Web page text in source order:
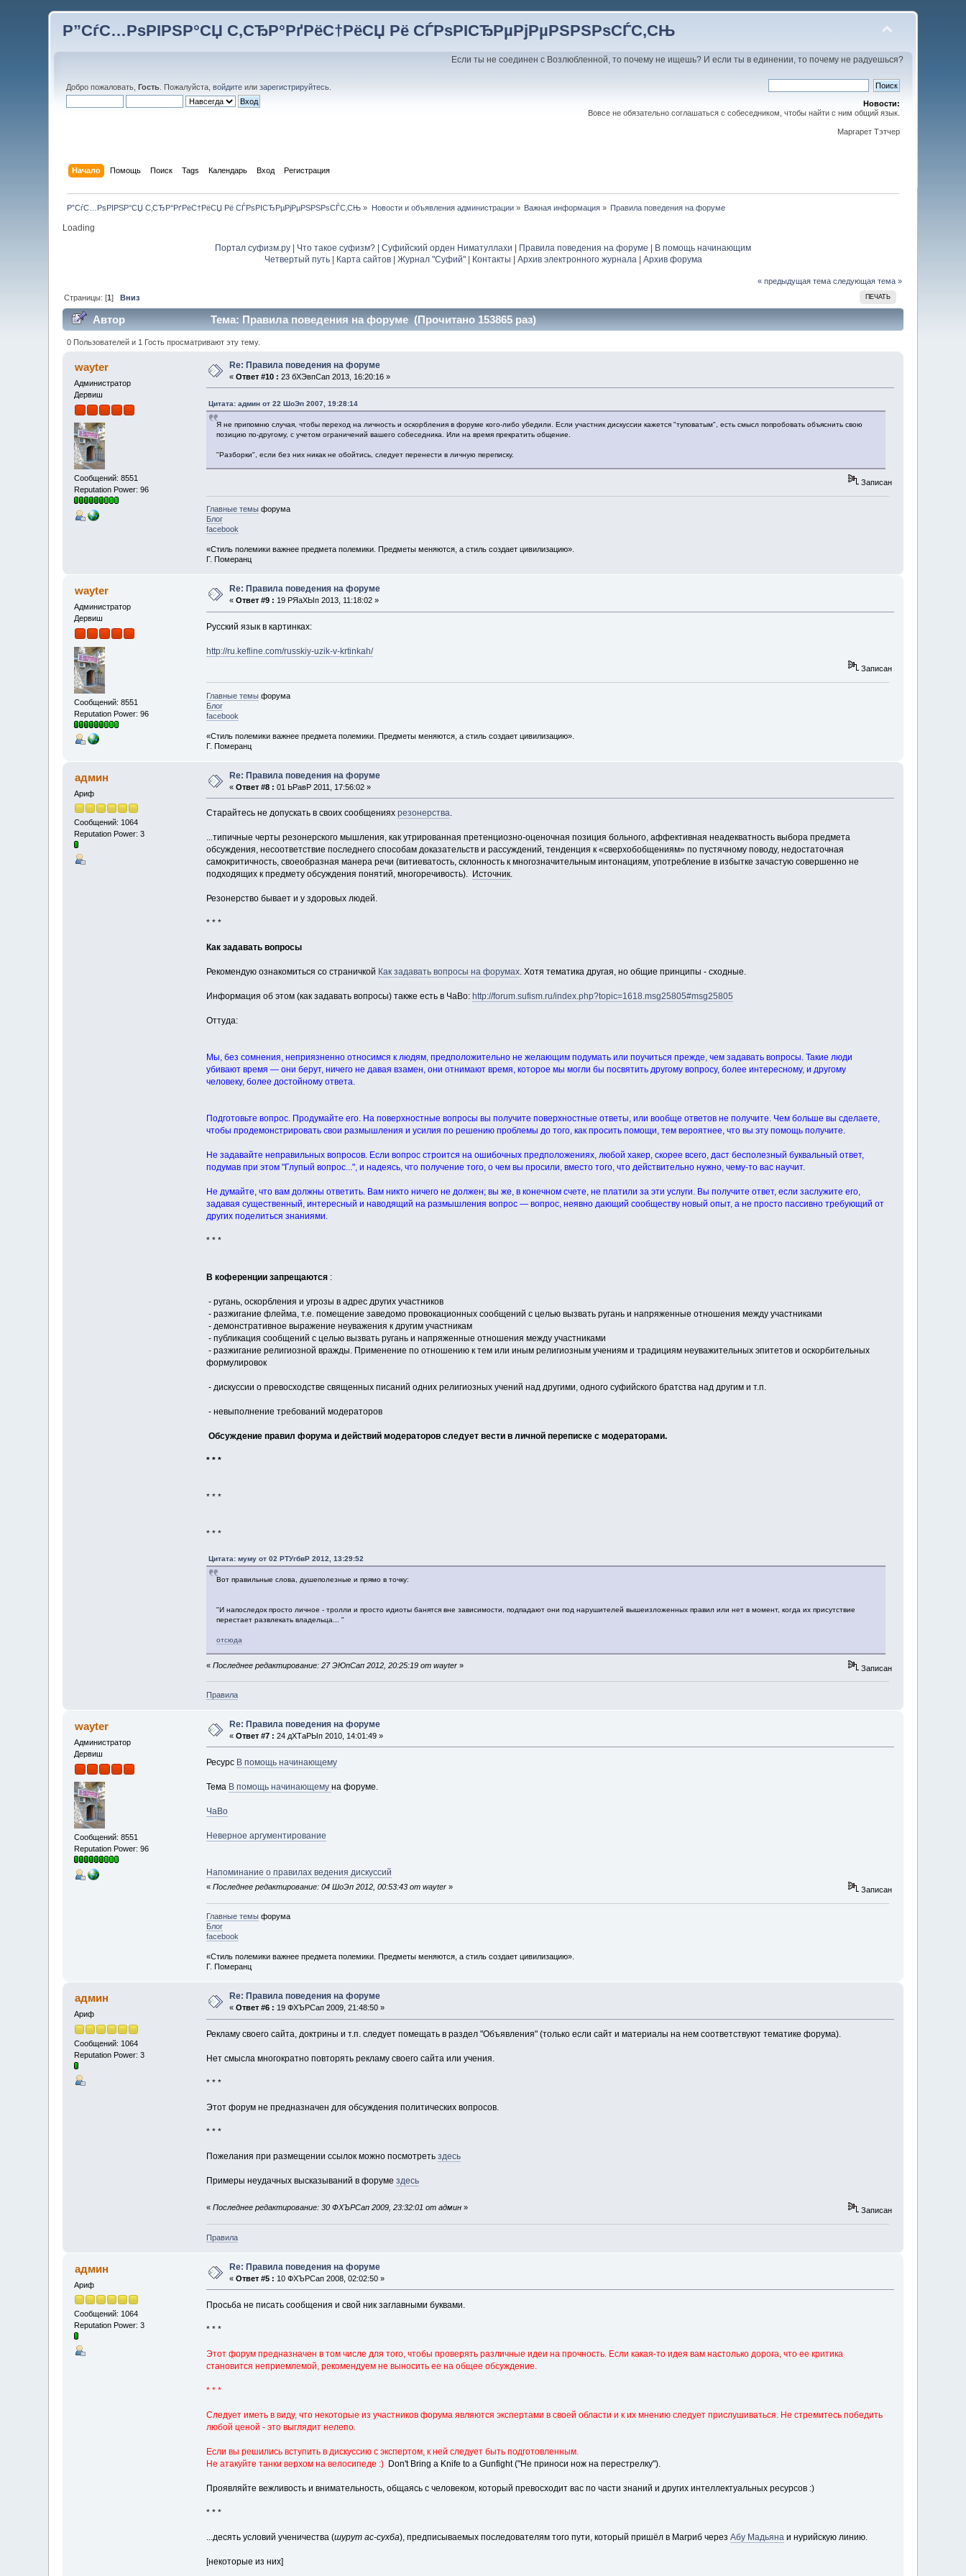
Р”СѓС…РѕРІРЅР°СЏ С‚СЂР°РґРёС†РёСЏ Рё СЃРѕРІСЂРµРјРµРЅРЅРѕСЃС‚СЊ
Если ты не соединен с Возлюбленной, то почему не ищешь? И если ты в единении, то почему не радуешься?
Добро пожаловать,Гость . Пожалуйста,войдите илизарегистрируйтесь
Новости:
Вовсе не обязательно соглашаться с собеседником, чтобы найти с ним общий язык.
Маргарет Тэтчер
Начало Помощь Поиск Tags Календарь Вход Регистрация
Р”СѓС…РѕРІРЅР°СЏ С‚СЂР°РґРёС†РёСЏ Рё СЃРѕРІСЂРµРјРµРЅРЅРѕСЃС‚СЊ » Новости и объявления администрации» Важная информация » Правила поведения на форуме
Loading
Портал суфизм.ру Что такое суфизм? Суфийский орден Ниматуллахи Правила поведения на форуме
В помощь начинающим
Четвертый путь| Карта сайтов| Журнал "Суфий"| Контакты Архив электронного журнала| Архив форума
« предыдущая тема следующая тема »
ПЕЧАТЬ
Страницы: [1]Вниз
Автор Тема: Правила поведения на форуме (Прочитано 153865 раз)
0 Пользователей и 1 Гость просматривают эту тему.
wayter
Администратор
Дервиш
Сообщений: 8551
Reputation Power: 96
Re: Правила поведения на форуме
«Ответ #10 : 23 бХЭвпСап 2013, 16:20:16 »
Цитата: админ от 22 ШоЭп 2007, 19:28:14
Я не припомню случая, чтобы переход на личность и оскорбления в форуме кого-либо убедили. Если участник дискуссии кажется "туповатым", есть смысл попробовать объяснить свою
позицию по-другому, с учетом ограничений вашего собеседника. Или на время прекратить общение.
"Разборки", если без них никак не обойтись, следует перенести в личную переписку.
Записан
Главные темыфорума
Блог
facebook
«Стиль полемики важнее предмета полемики. Предметы меняются, а стиль создает цивилизацию».
Г. Померанц
wayter
Администратор
Дервиш
Сообщений: 8551
Reputation Power: 96
Re: Правила поведения на форуме
«Ответ #9 : 19 РЯаХЫп 2013, 11:18:02 »
Русский язык в картинках:
http://ru.kefline.com/russkiy-uzik-v-krtinkah/
Записан
Главные темыфорума
Блог
facebook
«Стиль полемики важнее предмета полемики. Предметы меняются, а стиль создает цивилизацию».
Г. Померанц
админ
Ариф
Сообщений: 1064
Reputation Power: 3
Re: Правила поведения на форуме
«Ответ #8 : 01 ЬРавР 2011, 17:56:02 »
Старайтесь не допускать в своих сообщениях резонерства.
...типичные черты резонерского мышления, как утрированная претенциозно-оценочная позиция больного, аффективная неадекватность выбора предмета
обсуждения, несоответствие последнего способам доказательств и рассуждений, тенденция к «сверхобобщениям» по пустячному поводу, недостаточная
самокритичность, своеобразная манера речи (витиеватость, склонность к многозначительным интонациям, употребление в избытке зачастую совершенно не
подходящих к предмету обсуждения понятий, многоречивость). Источник.
Резонерство бывает и у здоровых людей.
* * *
Как задавать вопросы
Рекомендую ознакомиться со страничкой Как задавать вопросы на форумах. Хотя тематика другая, но общие принципы - сходные.
Информация об этом (как задавать вопросы) также есть в ЧаВо: http://forum.sufism.ru/index.php?topic=1618.msg25805#msg25805
Оттуда:
Мы, без сомнения, неприязненно относимся к людям, предположительно не желающим подумать или поучиться прежде, чем задавать вопросы. Такие люди
убивают время — они берут, ничего не давая взамен, они отнимают время, которое мы могли бы посвятить другому вопросу, более интересному, и другому
человеку, более достойному ответа.
Подготовьте вопрос. Продумайте его. На поверхностные вопросы вы получите поверхностные ответы, или вообще ответов не получите. Чем больше вы сделаете,
чтобы продемонстрировать свои размышления и усилия по решению проблемы до того, как просить помощи, тем вероятнее, что вы эту помощь получите.
Не задавайте неправильных вопросов. Если вопрос строится на ошибочных предположениях, любой хакер, скорее всего, даст бесполезный буквальный ответ,
подумав при этом "Глупый вопрос...", и надеясь, что получение того, о чем вы просили, вместо того, что действительно нужно, чему-то вас научит.
Не думайте, что вам должны ответить. Вам никто ничего не должен; вы же, в конечном счете, не платили за эти услуги. Вы получите ответ, если заслужите его,
задавая существенный, интересный и наводящий на размышления вопрос — вопрос, неявно дающий сообществу новый опыт, а не просто пассивно требующий от
других поделиться знаниями.
* * *
В коференции запрещаются:
- ругань, оскорбления и угрозы в адрес других участников
- разжигание флейма, т.е. помещение заведомо провокационных сообщений с целью вызвать ругань и напряженные отношения между участниками
- демонстративное выражение неуважения к другим участникам
- публикация сообщений с целью вызвать ругань и напряженные отношения между участниками
- разжигание религиозной вражды. Применение по отношению к тем или иным религиозным учениям и традициям неуважительных эпитетов и оскорбительных
формулировок
- дискуссии о превосходстве священных писаний одних религиозных учений над другими, одного суфийского братства над другим и т.п.
- невыполнение требований модераторов
Обсуждение правил форума и действий модераторов следует вести в личной переписке с модераторами.
* * *
* * *
* * *
Цитата: муму от 02 РТУгбвР 2012, 13:29:52
Вот правильные слова, душеполезные и прямо в точку:
"И напоследок просто личное - тролли и просто идиоты банятся вне зависимости, подпадают они под нарушителей вышеизложенных правил или нет в момент, когда их присутствие
перестает развлекать владельца... "
отсюда
« Последнее редактирование: 27 ЭЮпСап 2012, 20:25:19 от wayter» Записан
Правила
wayter
Администратор
Дервиш
Сообщений: 8551
Reputation Power: 96
Re: Правила поведения на форуме
«Ответ #7 : 24 дХТаРЫп 2010, 14:01:49 »
Ресурс В помощь начинающему
Тема В помощь начинающему на форуме.
ЧаВо
Неверное аргументирование
Напоминание о правилах ведения дискуссий
« Последнее редактирование: 04 ШоЭп 2012, 00:53:43 от wayter» Записан
Главные темыфорума
Блог
facebook
«Стиль полемики важнее предмета полемики. Предметы меняются, а стиль создает цивилизацию».
Г. Померанц
админ
Ариф
Сообщений: 1064
Reputation Power: 3
Re: Правила поведения на форуме
«Ответ #6 : 19 ФХЪРСап 2009, 21:48:50 »
Рекламу своего сайта, доктрины и т.п. следует помещать в раздел "Объявления" (только если сайт и материалы на нем соответствуют тематике форума).
Нет смысла многократно повторять рекламу своего сайта или учения.
* * *
Этот форум не предназначен для обсуждения политических вопросов.
* * *
Пожелания при размещении ссылок можно посмотреть здесь
Примеры неудачных высказываний в форуме здесь
« Последнее редактирование: 30 ФХЪРСап 2009, 23:32:01 от админ» Записан
Правила
админ
Ариф
Сообщений: 1064
Reputation Power: 3
Re: Правила поведения на форуме
«Ответ #5 : 10 ФХЪРСап 2008, 02:02:50 »
Просьба не писать сообщения и свой ник заглавными буквами.
* * *
Этот форум предназначен в том числе для того, чтобы проверять различные идеи на прочность. Если какая-то идея вам настолько дорога, что ее критика
становится неприемлемой, рекомендуем не выносить ее на общее обсуждение.
* * *
Следует иметь в виду, что некоторые из участников форума являются экспертами в своей области и к их мнению следует прислушиваться. Не стремитесь победить
любой ценой - это выглядит нелепо.
Если вы решились вступить в дискуссию с экспертом, к ней следует быть подготовленным.
Не атакуйте танки верхом на велосипеде :) Don't Bring a Knife to a Gunfight ("Не приноси нож на перестрелку").
Проявляйте вежливость и внимательность, общаясь с человеком, который превосходит вас по части знаний и других интеллектуальных ресурсов :)
* * *
...десять условий ученичества (шурут ас-сухба), предписываемых последователям того пути, который пришёл в Магриб через Абу Мадьяна и нурийскую линию.
[некоторые из них]